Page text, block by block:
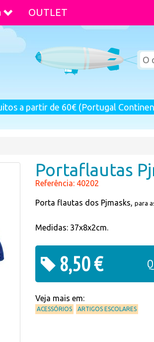
OUTLET
a partir de 60€ (Portugal
Portaflautas
Referência: 40202
Porta flautas dos Pjmasks, para
Medidas: 37x8x2cm.
8,50 €
Veja mais em:
ACESSÓRIOS ARTIGOS ESCOLARES